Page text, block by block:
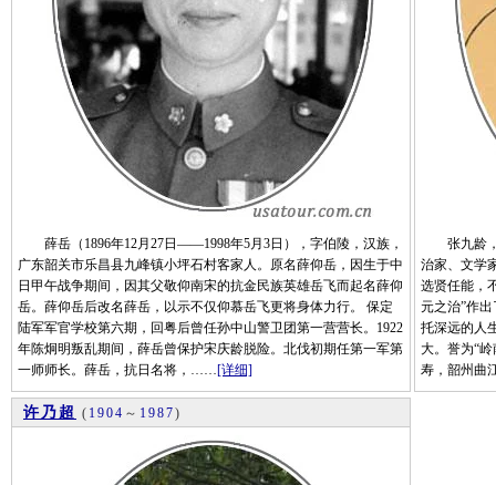
薛岳（1896年12月27日——1998年5月3日），字伯陵，汉族，
广东韶关市乐昌县九峰镇小坪石村客家人。原名薛仰岳，因生于中
日甲午战争期间，因其父敬仰南宋的抗金民族英雄岳飞而起名薛仰
岳。薛仰岳后改名薛岳，以示不仅仰慕岳飞更将身体力行。 保定
陆军军官学校第六期，回粤后曾任孙中山警卫团第一营营长。1922
年陈炯明叛乱期间，薛岳曾保护宋庆龄脱险。北伐初期任第一军第
一师师长。薛岳，抗日名将，……[详细]
张九龄，
治家、文学
选贤任能，
元之治”作
托深远的人
大。誉为“
寿，韶州曲
许乃超 ( 1904 ～ 1987)